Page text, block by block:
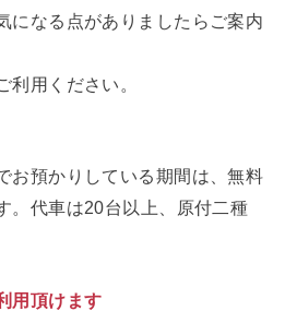
になる点がありましたらご案内
利用ください。
お預かりしている期間は、無料
。代車は20台以上、原付二種
用頂けます